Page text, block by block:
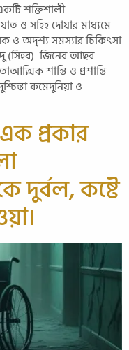
শক্তিশালী
ও সহিহ দোয়ার মাধ্যমে
ও অদৃশ্য সমস্যার চিকিৎসা
(সিহর) জিনের আছর
শান্তি ও প্রশান্তি
কমেদুনিয়া ও
প্রকার
দুর্বল, কষ্টে